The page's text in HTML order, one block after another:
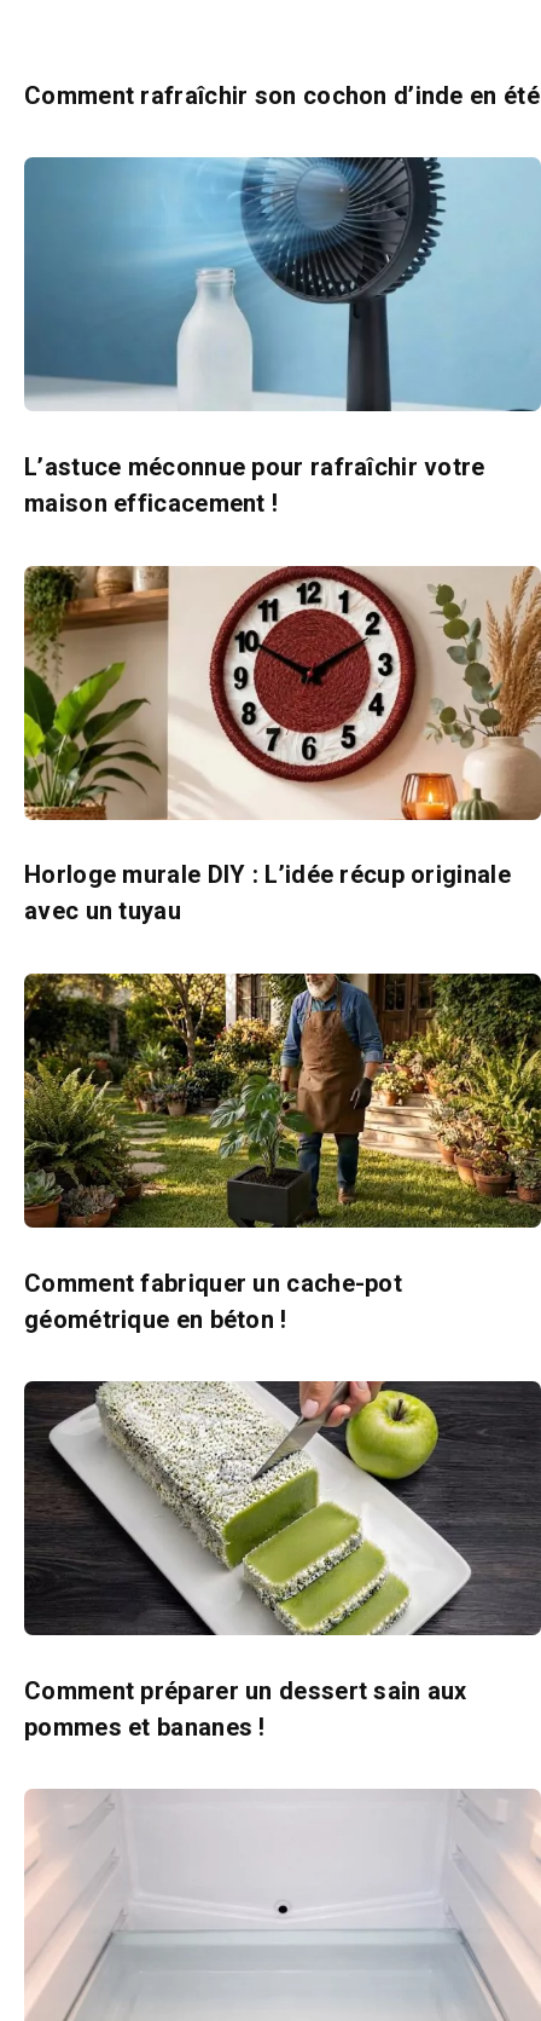
Comment rafraîchir son cochon d’inde en été
L’astuce méconnue pour rafraîchir votre
maison efficacement !
Horloge murale DIY : L’idée récup originale
avec un tuyau
Comment fabriquer un cache-pot
géométrique en béton !
Comment préparer un dessert sain aux
pommes et bananes !